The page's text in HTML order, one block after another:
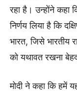
रहा है। उन्होंने कहा
निर्णय लिया है कि
भारत, जिसे भारतीय
को यथावत रखना
मोदी ने कहा कि हमें